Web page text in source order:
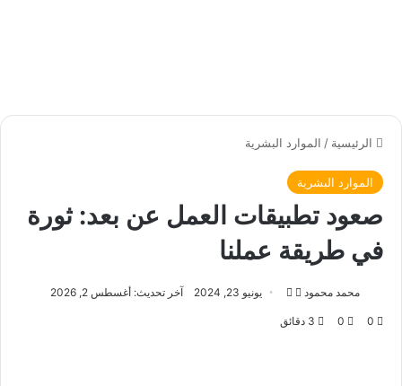
الرئيسية / الموارد البشرية
الموارد البشرية
صعود تطبيقات العمل عن بعد: ثورة
في طريقة عملنا
محمد محمود
ت
يونيو 23, 2024 آخر تحديث: أغسطس 2, 2026
0
0